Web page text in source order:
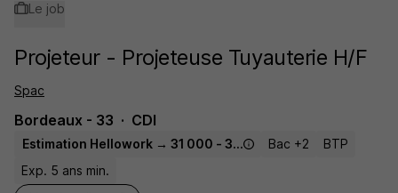
Le job
Projeteur - Projeteuse Tuyauterie H/F
Spac
Bordeaux - 33 CDI
Estimation Hellowork → 31 000 - 37 500 € / an
Bac +2
BTP
Exp. 5 ans min.